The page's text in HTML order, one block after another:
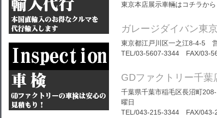
東京本店展示車輛はコチラか
ガレージダイバン東
東京都江戸川区一之江8-4-5
TEL/03-5607-3344 FAX/03-
GDファクトリー千葉
千葉県千葉市稲毛区長沼町
曜日
TEL/043-215-3344 FAX/043-